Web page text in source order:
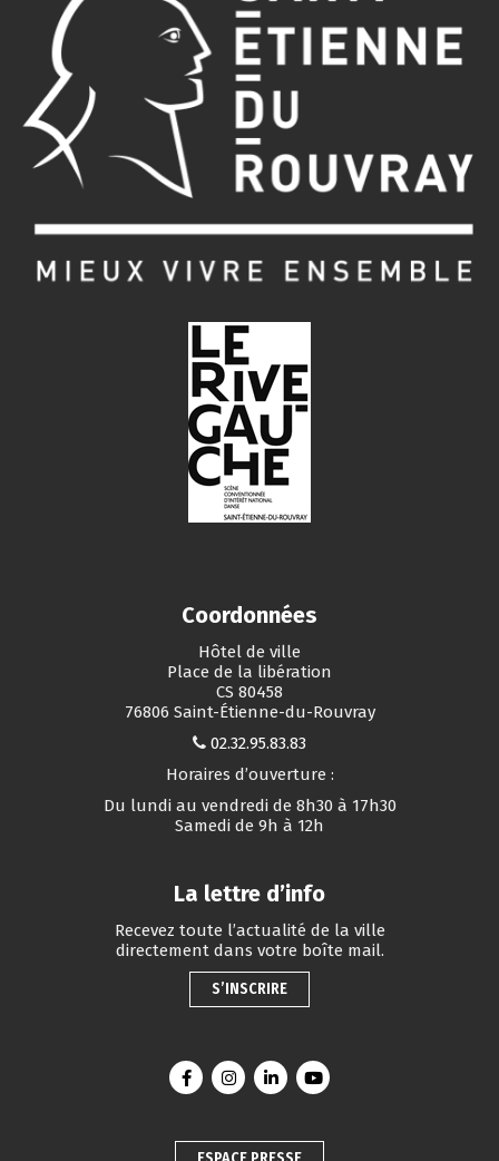
Coordonnées
Hôtel de ville
Place de la libération
CS 80458
76806 Saint-Étienne-du-Rouvray
02.32.95.83.83
Horaires d’ouverture :
Du lundi au vendredi de 8h30 à 17h30
Samedi de 9h à 12h
La lettre d’info
Recevez toute l’actualité de la ville
directement dans votre boîte mail.
S’INSCRIRE
Lien vers le compte Facebook
Lien vers le compte Instagram
Lien vers le compte Linkedin
Lien vers la chaîne